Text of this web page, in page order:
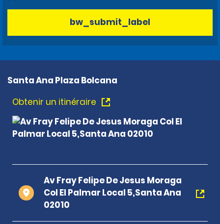
bw_submit_label
Santa Ana Plaza Bolcana
Obtenir un itinéraire
Av Fray Felipe De Jesus Moraga
Col El Palmar Local 5,Santa Ana
02010